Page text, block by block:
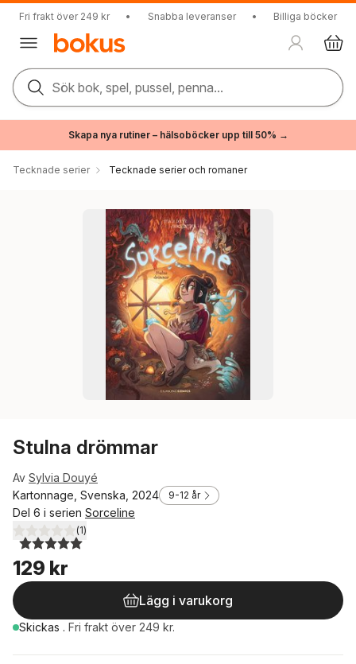
Fri frakt över 249 kr • Snabba leveranser • Billiga böcker
Sök bok, spel, pussel, penna...
Skapa nya rutiner – hälsoböcker upp till 50% →
Tecknade serier Tecknade serier och romaner
Stulna drömmar
Av Sylvia Douyé
Kartonnage, Svenska, 2024
9-12 år
Del 6 i serien Sorceline
5,0utav 5 stjärnor. Totalt antal röster:
(1)
129 kr
Lägg i varukorg
Skickas . Fri frakt över 249 kr.